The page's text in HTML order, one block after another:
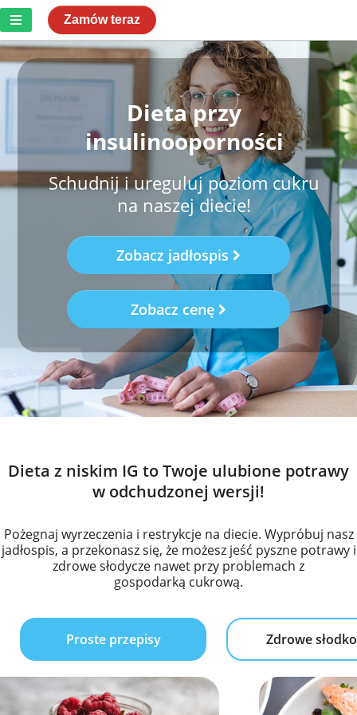
Zamów teraz
Dieta przy
insulinooporności
Schudnij i ureguluj poziom cukru
na naszej diecie!
Zobacz jadłospis
Zobacz cenę
Dieta z niskim IG to Twoje ulubione potrawy
w odchudzonej wersji!
Pożegnaj wyrzeczenia i restrykcje na diecie. Wypróbuj nasz
jadłospis, a przekonasz się, że możesz jeść pyszne potrawy i
zdrowe słodycze nawet przy problemach z
gospodarką cukrową.
Proste przepisy Zdrowe